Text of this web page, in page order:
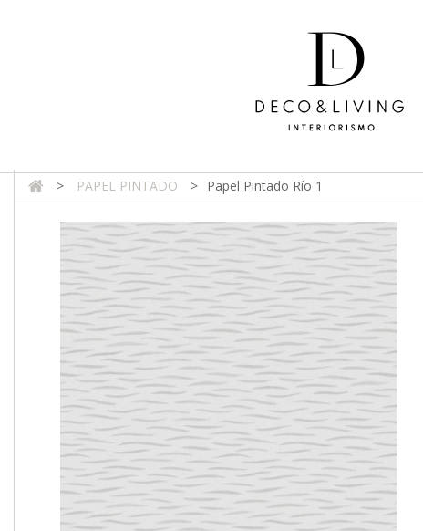
TIENDA ONLINE TIENDA FÍSICA PROYECTOS
> PAPEL PINTADO > Papel Pintado Río 1